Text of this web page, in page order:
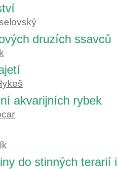
druzích ssavců
akvarijních rybek
do stinných terarií